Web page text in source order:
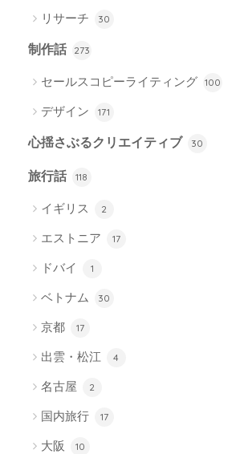
リサーチ 30
制作話 273
セールスコピーライティング 100
デザイン 171
心揺さぶるクリエイティブ 30
旅行話 118
イギリス 2
エストニア 17
ドバイ 1
ベトナム 30
京都 17
出雲・松江 4
名古屋 2
国内旅行 17
大阪 10